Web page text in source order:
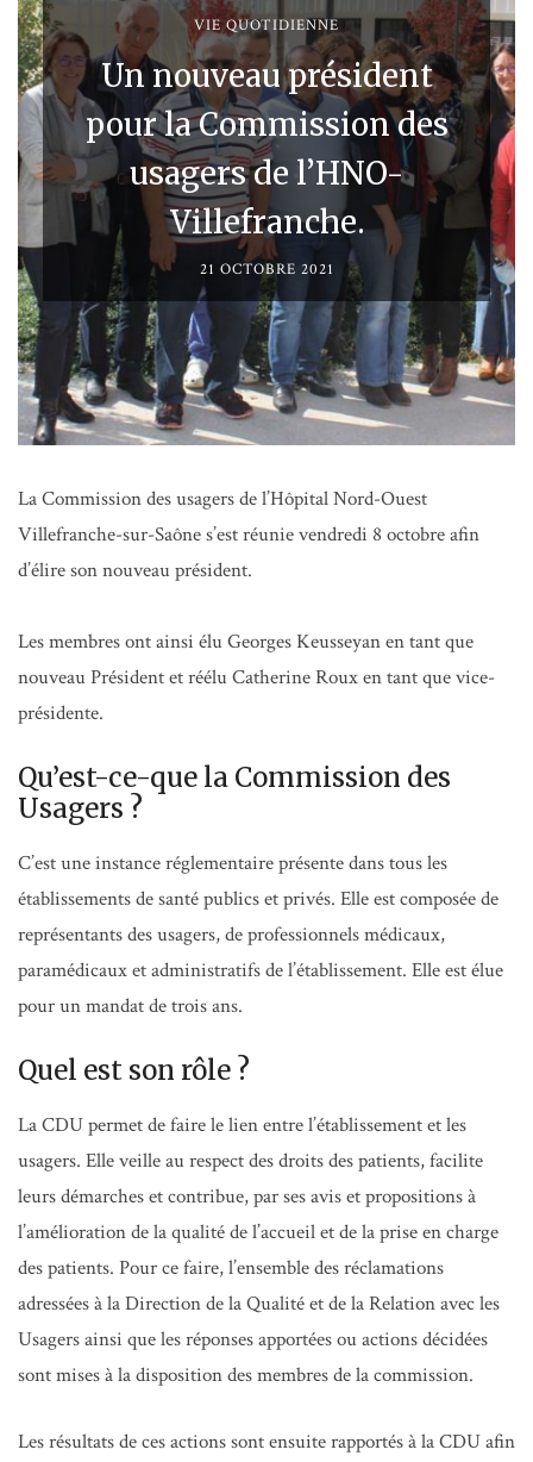
VIE QUOTIDIENNE
Un nouveau président
pour la Commission des
usagers de l’HNO-
Villefranche.
21 OCTOBRE 2021
La Commission des usagers de l’Hôpital Nord-Ouest
Villefranche-sur-Saône s’est réunie vendredi 8 octobre afin
d’élire son nouveau président.
Les membres ont ainsi élu Georges Keusseyan en tant que
nouveau Président et réélu Catherine Roux en tant que vice-
présidente.
Qu’est-ce-que la Commission des
Usagers ?
C’est une instance réglementaire présente dans tous les
établissements de santé publics et privés. Elle est composée de
représentants des usagers, de professionnels médicaux,
paramédicaux et administratifs de l’établissement. Elle est élue
pour un mandat de trois ans.
Quel est son rôle ?
La CDU permet de faire le lien entre l’établissement et les
usagers. Elle veille au respect des droits des patients, facilite
leurs démarches et contribue, par ses avis et propositions à
l’amélioration de la qualité de l’accueil et de la prise en charge
des patients. Pour ce faire, l’ensemble des réclamations
adressées à la Direction de la Qualité et de la Relation avec les
Usagers ainsi que les réponses apportées ou actions décidées
sont mises à la disposition des membres de la commission.
Les résultats de ces actions sont ensuite rapportés à la CDU afin